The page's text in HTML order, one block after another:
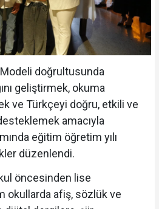
doğrultusunda
geliştirmek, okuma
ve Türkçeyi doğru, etkili ve
amacıyla
eğitim öğretim yılı
düzenlendi.
öncesinden lise
okullarda afiş, sözlük ve